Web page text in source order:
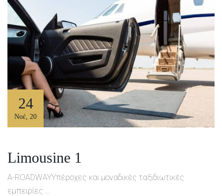
24
Νοέ 20
Limousine 1
A-ROADWAYΥπέροχες και μοναδικές ταξιδιωτικές
εμπειρίες …